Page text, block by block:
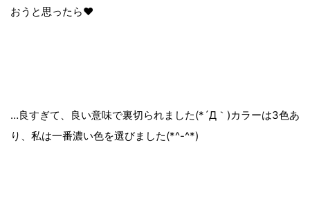
おうと思ったら♥
…良すぎて、良い意味で裏切られました(*´Д｀)カラーは3色あ
り、私は一番濃い色を選びました(*^-^*)